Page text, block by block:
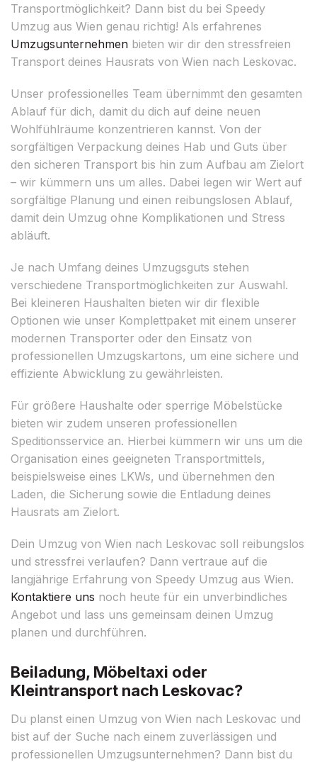
Transportmöglichkeit? Dann bist du bei Speedy
Umzug aus Wien genau richtig! Als erfahrenes
Umzugsunternehmen bieten wir dir den stressfreien
Transport deines Hausrats von Wien nach Leskovac.
Unser professionelles Team übernimmt den gesamten
Ablauf für dich, damit du dich auf deine neuen
Wohlfühlräume konzentrieren kannst. Von der
sorgfältigen Verpackung deines Hab und Guts über
den sicheren Transport bis hin zum Aufbau am Zielort
– wir kümmern uns um alles. Dabei legen wir Wert auf
sorgfältige Planung und einen reibungslosen Ablauf,
damit dein Umzug ohne Komplikationen und Stress
abläuft.
Je nach Umfang deines Umzugsguts stehen
verschiedene Transportmöglichkeiten zur Auswahl.
Bei kleineren Haushalten bieten wir dir flexible
Optionen wie unser Komplettpaket mit einem unserer
modernen Transporter oder den Einsatz von
professionellen Umzugskartons, um eine sichere und
effiziente Abwicklung zu gewährleisten.
Für größere Haushalte oder sperrige Möbelstücke
bieten wir zudem unseren professionellen
Speditionsservice an. Hierbei kümmern wir uns um die
Organisation eines geeigneten Transportmittels,
beispielsweise eines LKWs, und übernehmen den
Laden, die Sicherung sowie die Entladung deines
Hausrats am Zielort.
Dein Umzug von Wien nach Leskovac soll reibungslos
und stressfrei verlaufen? Dann vertraue auf die
langjährige Erfahrung von Speedy Umzug aus Wien.
Kontaktiere uns noch heute für ein unverbindliches
Angebot und lass uns gemeinsam deinen Umzug
planen und durchführen.
Beiladung, Möbeltaxi oder
Kleintransport nach Leskovac?
Du planst einen Umzug von Wien nach Leskovac und
bist auf der Suche nach einem zuverlässigen und
professionellen Umzugsunternehmen? Dann bist du